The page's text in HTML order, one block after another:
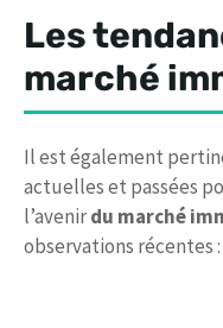
Les
marché
Il est également
actuelles et passées
l’avenirdu marché
observations récentes :